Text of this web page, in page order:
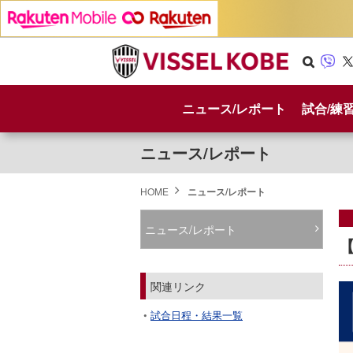
h
ニュース/レポート 試合/練
ニュース/レポート
HOME ニュース/レポート
ニュース/レポート
関連リンク
試合日程・結果一覧